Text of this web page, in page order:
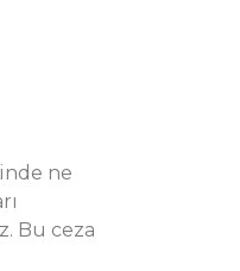
ne
Bu ceza